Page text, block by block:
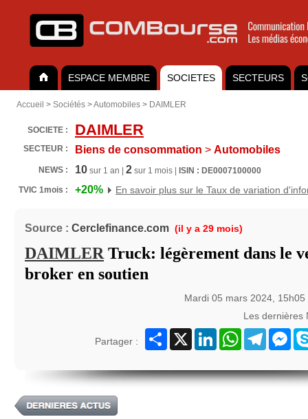
ESPACE MEMBRE SOCIETES SECTEURS
Accueil > Sociétés >Automobiles > DAIMLER
SOCIETE : DAIMLER
SECTEUR : Biens de consommation > Automobiles
NEWS : 10 sur 1 an | 2 sur 1 mois |
ISIN : DE0007100000
TVIC 1mois :
+20% En savoir plus sur le Taux de variation
Source : Cerclefinance.com (il y a 29 mois)
DAIMLER Truck: légèrement dans le
broker en soutien
Mardi 05 mars 2024,
Les dernières
Partager :
Partager
X LinkedInWhatsAppTelegram